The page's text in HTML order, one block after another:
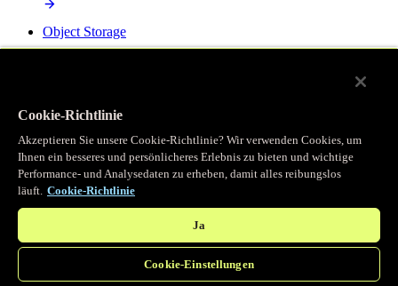
Object Storage
Programmierbarer Cache
Erhalten Sie vollständigen programmatischen Zugriff auf das
legendäre Caching, das unser CDN antreibt.
Cookie-Richtlinie
Akzeptieren Sie unsere Cookie-Richtlinie? Wir verwenden Cookies, um
Ihnen ein besseres und persönlicheres Erlebnis zu bieten und wichtige
Performance- und Analysedaten zu erheben, damit alles reibungslos
läuft. Cookie-Richtlinie
Ja
Cookie-Einstellungen